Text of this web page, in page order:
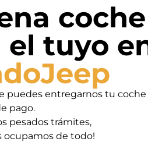
el tuyo
puedes entregarnos tu coche
pago.
pesados trámites,
ocupamos de todo!